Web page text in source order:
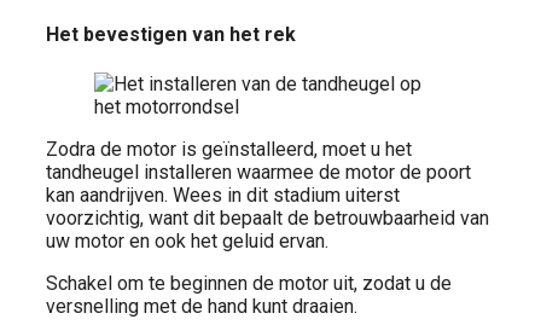
Het bevestigen van het rek
Zodra de motor is geïnstalleerd, moet u het
tandheugel installeren waarmee de motor de poort
kan aandrijven. Wees in dit stadium uiterst
voorzichtig, want dit bepaalt de betrouwbaarheid van
uw motor en ook het geluid ervan.
Schakel om te beginnen de motor uit, zodat u de
versnelling met de hand kunt draaien.